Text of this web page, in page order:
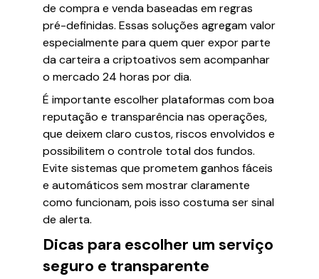
de compra e venda baseadas em regras
pré-definidas. Essas soluções agregam valor
especialmente para quem quer expor parte
da carteira a criptoativos sem acompanhar
o mercado 24 horas por dia.
É importante escolher plataformas com boa
reputação e transparência nas operações,
que deixem claro custos, riscos envolvidos e
possibilitem o controle total dos fundos.
Evite sistemas que prometem ganhos fáceis
e automáticos sem mostrar claramente
como funcionam, pois isso costuma ser sinal
de alerta.
Dicas para escolher um serviço
seguro e transparente